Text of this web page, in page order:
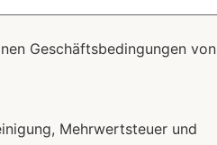
Geschäftsbedingungen von
Mehrwertsteuer und